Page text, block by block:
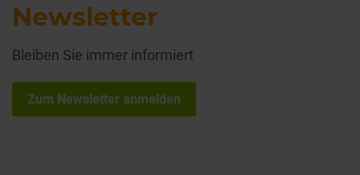
Newsletter
Bleiben Sie immer informiert
Zum Newsletter anmelden